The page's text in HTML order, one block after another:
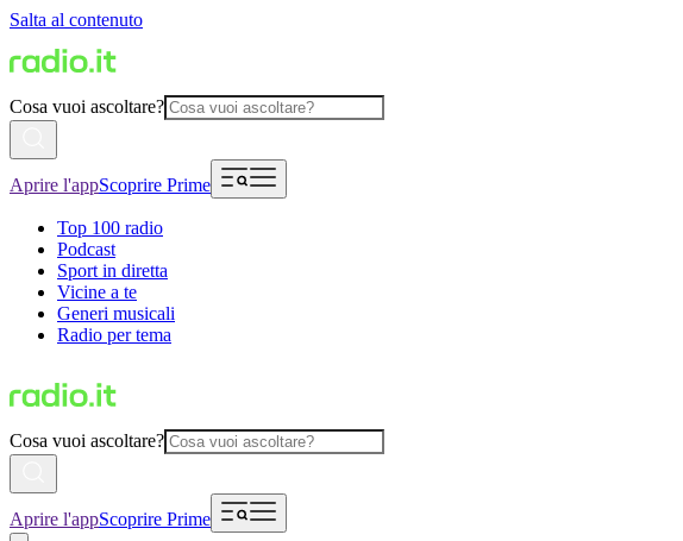
Salta al contenuto
Cosa vuoi ascoltare?
Aprire l'appScoprire Prime
Top 100 radio
Podcast
Sport in diretta
Vicine a te
Generi musicali
Radio per tema
Cosa vuoi ascoltare?
Aprire l'appScoprire Prime